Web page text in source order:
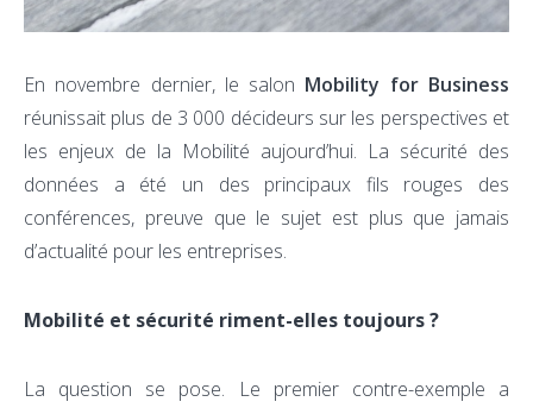
En novembre dernier, le salon Mobility for Business
réunissait plus de 3 000 décideurs sur les perspectives et
les enjeux de la Mobilité aujourd’hui. La sécurité des
données a été un des principaux fils rouges des
conférences, preuve que le sujet est plus que jamais
d’actualité pour les entreprises.
Mobilité et sécurité riment-elles toujours ?
La question se pose. Le premier contre-exemple a